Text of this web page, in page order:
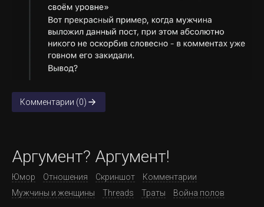
Комментарии (0)
Аргумент? Аргумент!
Юмор Отношения Скриншот
Комментарии
Мужчины и женщины
Threads Траты Война полов